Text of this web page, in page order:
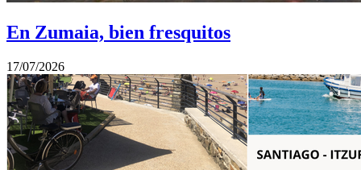
En Zumaia, bien fresquitos
17/07/2026